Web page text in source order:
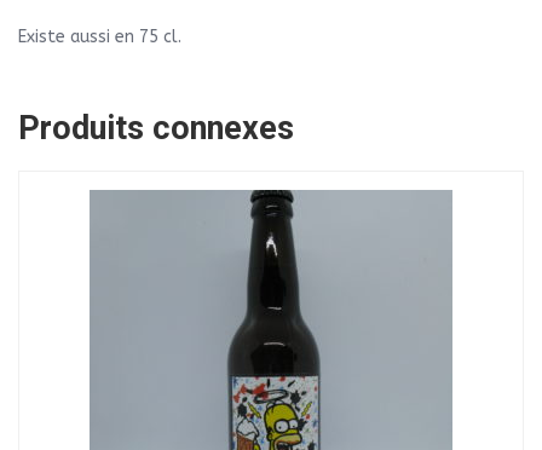
Existe aussi en 75 cl.
Produits connexes